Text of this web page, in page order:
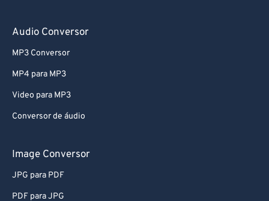
Audio Conversor
MP3 Conversor
MP4 para MP3
Video para MP3
Conversor de áudio
Image Conversor
JPG para PDF
PDF para JPG